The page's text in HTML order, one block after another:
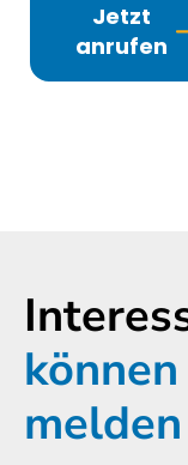
Jetzt
anrufen
melden